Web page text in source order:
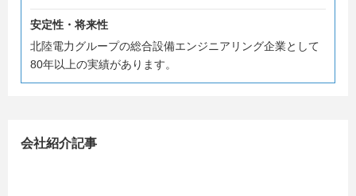
安定性・将来性
北陸電力グループの総合設備エンジニアリング企業として
80年以上の実績があります。
会社紹介記事